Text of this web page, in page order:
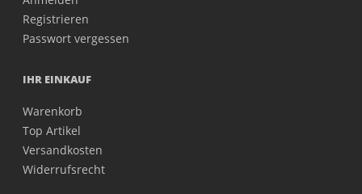
Registrieren
Passwort vergessen
IHR EINKAUF
Warenkorb
Top Artikel
Versandkosten
Widerrufsrecht